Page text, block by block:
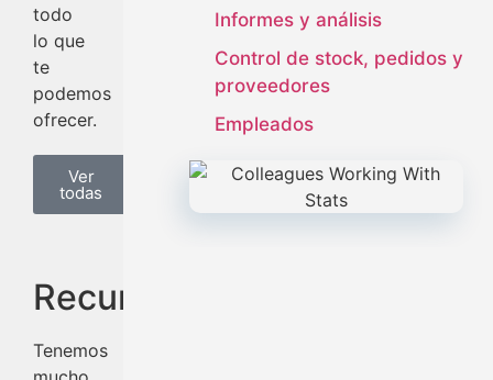
todo
lo que
te
podemos
ofrecer.
Ver
todas
Informes y análisis
Control de stock, pedidos y
proveedores
Empleados
Recursos
Tenemos